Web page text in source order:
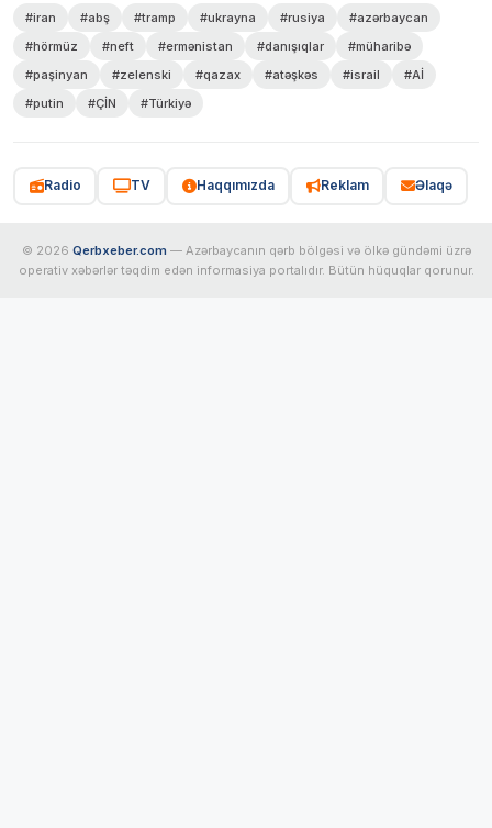
#iran #abş #tramp #ukrayna #rusiya
#azərbaycan
#hörmüz
#neft #ermənistan #danışıqlar
#müharibə
#paşinyan
#zelenski #qazax #atəşkəs #israil
#Aİ
#putin
#ÇİN #Türkiyə
Radio TV Haqqımızda Reklam Əlaqə
© 2026 Qerbxeber.com — Azərbaycanın qərb bölgəsi və ölkə gündəmi üzrə
operativ xəbərlər təqdim edən informasiya portalıdır. Bütün hüquqlar qorunur.